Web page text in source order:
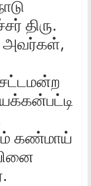
திரு.
கண்மாய்‌